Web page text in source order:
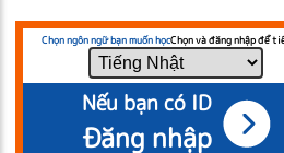
Chọn ngôn ngữ bạn muốn họcChọn và đăng nhập để
Nếu bạn có ID
Đăng nhập